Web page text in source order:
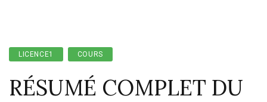
LICENCE1 COURS
RÉSUMÉ COMPLET DU